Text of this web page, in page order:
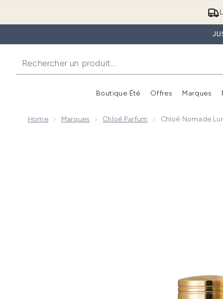
Boutique Été Offres Marques
Home Marques Chloé Parfum Chloé Nomade